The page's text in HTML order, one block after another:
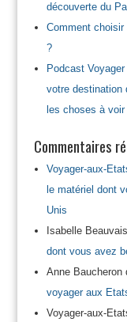
découverte du
Comment
?
Podcast
votre destination
les choses à
Commentaires
Voyager-aux-
le matériel dont
Unis
Isabelle Beauvais
dont vous avez
Anne Baucheron
voyager aux
Voyager-aux-